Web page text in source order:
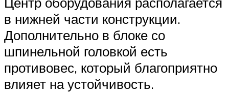
в нижней части конструкции.
Дополнительно в блоке со
шпинельной головкой есть
противовес, который благоприятно
влияет на устойчивость.